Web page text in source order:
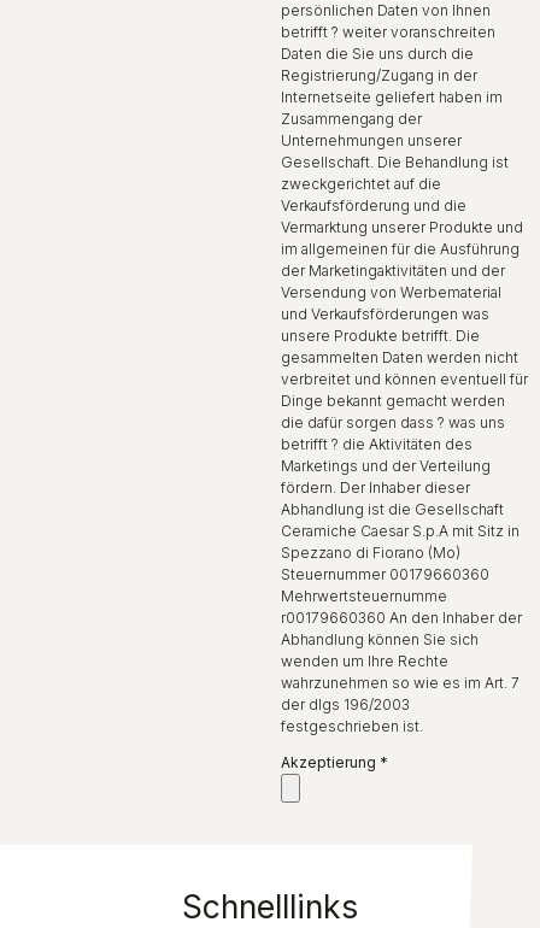
persönlichen Daten von Ihnen
betrifft ? weiter voranschreiten
Daten die Sie uns durch die
Registrierung/Zugang in der
Internetseite geliefert haben im
Zusammengang der
Unternehmungen unserer
Gesellschaft. Die Behandlung ist
zweckgerichtet auf die
Verkaufsförderung und die
Vermarktung unserer Produkte und
im allgemeinen für die Ausführung
der Marketingaktivitäten und der
Versendung von Werbematerial
und Verkaufsförderungen was
unsere Produkte betrifft. Die
gesammelten Daten werden nicht
verbreitet und können eventuell für
Dinge bekannt gemacht werden
die dafür sorgen dass ? was uns
betrifft ? die Aktivitäten des
Marketings und der Verteilung
fördern. Der Inhaber dieser
Abhandlung ist die Gesellschaft
Ceramiche Caesar S.p.A mit Sitz in
Spezzano di Fiorano (Mo)
Steuernummer 00179660360
Mehrwertsteuernumme
r00179660360 An den Inhaber der
Abhandlung können Sie sich
wenden um Ihre Rechte
wahrzunehmen so wie es im Art. 7
der dlgs 196/2003
festgeschrieben ist.
Akzeptierung *
Schnelllinks